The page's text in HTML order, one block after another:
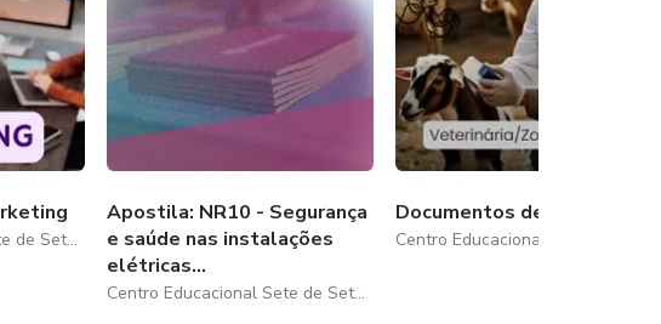
Centro Educacional Sete de Setembro
Apostila: NR10 - Segurança
e saúde nas instalações
elétricas...
Centro Educacional Sete de Setembro
Documentos de Veterinária